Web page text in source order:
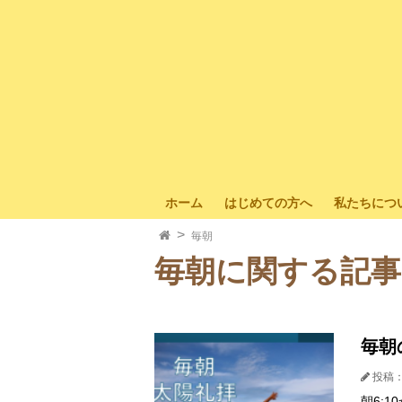
ホーム はじめての方へ 私たちにつ
毎朝
毎朝に関する記事
毎朝
投稿